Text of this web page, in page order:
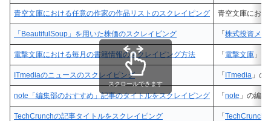
青空文庫における任意の作家の作品リストのスクレイピング 青空文庫にお
「BeautifulSoup」を用いた株価のスクレイピング 「株式投資メモ
電撃文庫における毎月の書籍情報のスクレイピング方法 「電撃文庫 」
ITmediaのニュースのスクレイピング 「ITmedia 」の
note「編集部のおすすめ」記事のタイトルをスクレイピング 「note 」の編
TechCrunchの記事タイトルをスクレイピング 「TechCrunch
スクロールできます